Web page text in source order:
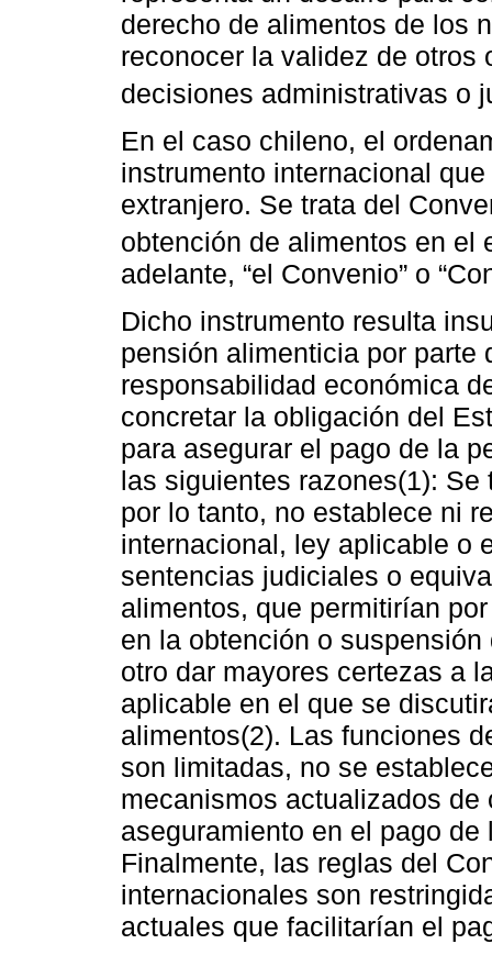
derecho de alimentos de los
reconocer la validez de
decisiones administrativas o
En el caso chileno, el
instrumento internacional
extranjero. Se trata del
obtención de alimentos en el
adelante, “el Convenio” o
Dicho instrumento resulta
pensión alimenticia por parte
responsabilidad económica
concretar la obligación del
para asegurar el pago de la
las siguientes razones(1):
por lo tanto, no establece ni
internacional, ley aplicable o
sentencias judiciales o
alimentos, que permitirían
en la obtención o
otro dar mayores certezas a
aplicable en el que se
alimentos(2). Las funciones
son limitadas, no se
mecanismos actualizados
aseguramiento en el pago
Finalmente, las reglas del
internacionales son
actuales que facilitarían el